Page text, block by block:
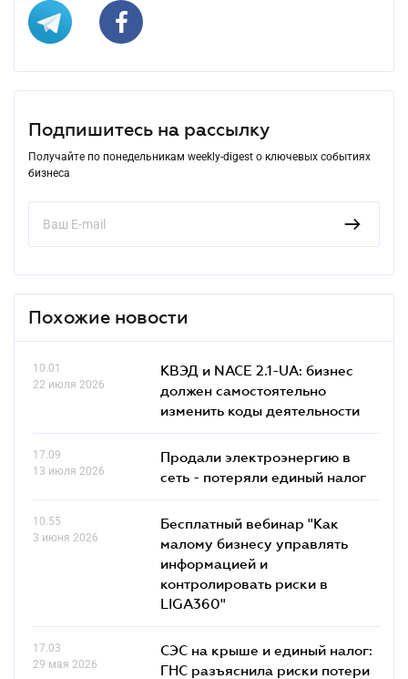
Подпишитесь на рассылку
Получайте по понедельникам weekly-digest о ключевых событиях
бизнеса
Похожие новости
10.01
22 июля 2026
КВЭД и NACE 2.1-UA: бизнес
должен самостоятельно
изменить коды деятельности
17.09
13 июля 2026
Продали электроэнергию в
сеть - потеряли единый налог
10.55
3 июня 2026
Бесплатный вебинар "Как
малому бизнесу управлять
информацией и
контролировать риски в
LIGA360"
17.03
29 мая 2026
СЭС на крыше и единый налог:
ГНС разъяснила риски потери